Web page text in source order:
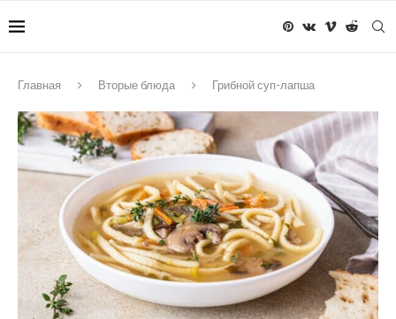
Главная Вторые блюда Грибной суп-лапша